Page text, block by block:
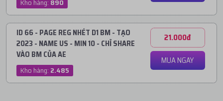
Kho hàng: 890
ID 66 - PAGE REG NHÉT D1 BM - TẠO
2023 - NAME US - MIN 10 - CHỈ SHARE
VÀO BM CỦA AE
Kho hàng: 2.485
21.000đ
MUA NGAY